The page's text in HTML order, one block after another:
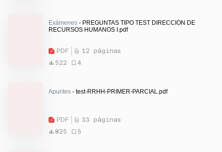
Exámenes - PREGUNTAS TIPO TEST DIRECCIÓN DE
RECURSOS HUMANOS I.pdf
PDF
12 páginas
522
4
Apuntes - test-RRHH-PRIMER-PARCIAL.pdf
PDF
33 páginas
825
5